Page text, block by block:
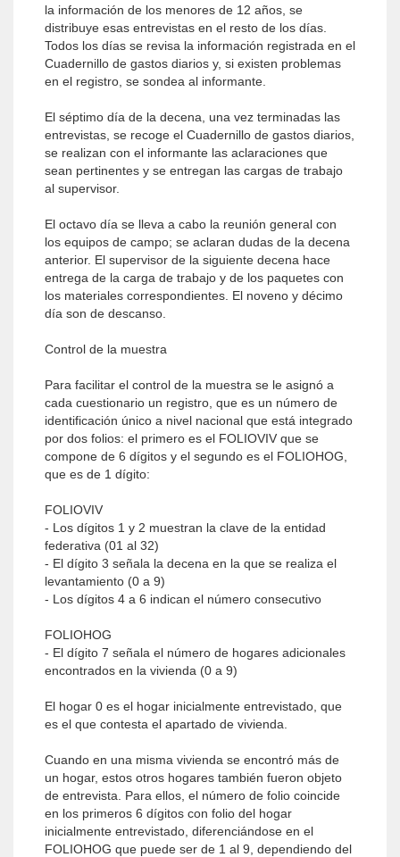
la información de los menores de 12 años, se
distribuye esas entrevistas en el resto de los días.
Todos los días se revisa la información registrada en el
Cuadernillo de gastos diarios y, si existen problemas
en el registro, se sondea al informante.
El séptimo día de la decena, una vez terminadas las
entrevistas, se recoge el Cuadernillo de gastos diarios,
se realizan con el informante las aclaraciones que
sean pertinentes y se entregan las cargas de trabajo
al supervisor.
El octavo día se lleva a cabo la reunión general con
los equipos de campo; se aclaran dudas de la decena
anterior. El supervisor de la siguiente decena hace
entrega de la carga de trabajo y de los paquetes con
los materiales correspondientes. El noveno y décimo
día son de descanso.
Control de la muestra
Para facilitar el control de la muestra se le asignó a
cada cuestionario un registro, que es un número de
identificación único a nivel nacional que está integrado
por dos folios: el primero es el FOLIOVIV que se
compone de 6 dígitos y el segundo es el FOLIOHOG,
que es de 1 dígito:
FOLIOVIV
- Los dígitos 1 y 2 muestran la clave de la entidad
federativa (01 al 32)
- El dígito 3 señala la decena en la que se realiza el
levantamiento (0 a 9)
- Los dígitos 4 a 6 indican el número consecutivo
FOLIOHOG
- El dígito 7 señala el número de hogares adicionales
encontrados en la vivienda (0 a 9)
El hogar 0 es el hogar inicialmente entrevistado, que
es el que contesta el apartado de vivienda.
Cuando en una misma vivienda se encontró más de
un hogar, estos otros hogares también fueron objeto
de entrevista. Para ellos, el número de folio coincide
en los primeros 6 dígitos con folio del hogar
inicialmente entrevistado, diferenciándose en el
FOLIOHOG que puede ser de 1 al 9, dependiendo del